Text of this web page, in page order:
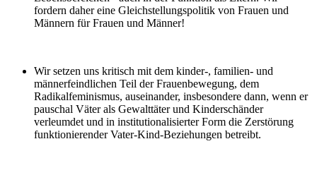
fordern daher eine Gleichstellungspolitik von Frauen und
Männern für Frauen und Männer!
Wir setzen uns kritisch mit dem kinder-, familien- und
männerfeindlichen Teil der Frauenbewegung, dem
Radikalfeminismus, auseinander, insbesondere dann, wenn er
pauschal Väter als Gewalttäter und Kinderschänder
verleumdet und in institutionalisierter Form die Zerstörung
funktionierender Vater-Kind-Beziehungen betreibt.